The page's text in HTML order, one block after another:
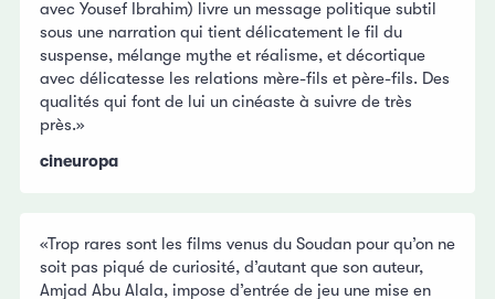
avec Yousef Ibrahim) livre un message politique subtil
sous une narration qui tient délicatement le fil du
suspense, mélange mythe et réalisme, et décortique
avec délicatesse les relations mère-fils et père-fils. Des
qualités qui font de lui un cinéaste à suivre de très
près.»
cineuropa
«Trop rares sont les films venus du Soudan pour qu’on ne
soit pas piqué de curiosité, d’autant que son auteur,
Amjad Abu Alala, impose d’entrée de jeu une mise en